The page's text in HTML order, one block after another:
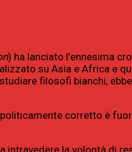
) ha lanciato l’ennesima
su Asia e Africa e
filosofi bianchi,
politicamente corretto è
intravedere la volontà di